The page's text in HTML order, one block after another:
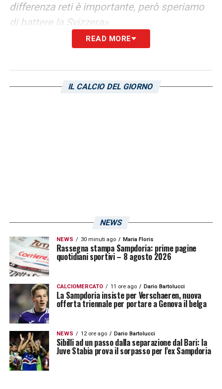
differenza reti è importante, però speriamo
di battere la Svizzera».
READ MORE
IL CALCIO DEL GIORNO
NEWS
NEWS 30 minuti ago Maria Floris
Rassegna stampa Sampdoria: prime pagine
quotidiani sportivi – 8 agosto 2026
CALCIOMERCATO 11 ore ago Dario Bartolucci
La Sampdoria insiste per Verschaeren, nuova
offerta triennale per portare a Genova il belga
NEWS 12 ore ago Dario Bartolucci
Sibilli ad un passo dalla separazione dal Bari: la
Juve Stabia prova il sorpasso per l’ex Sampdoria